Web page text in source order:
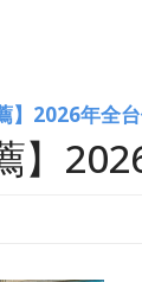
】2026年全
】